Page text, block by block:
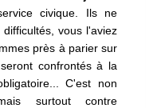
civique. Ils ne
vous l'aviez
près à parier sur
confrontés à la
C'est non
surtout contre